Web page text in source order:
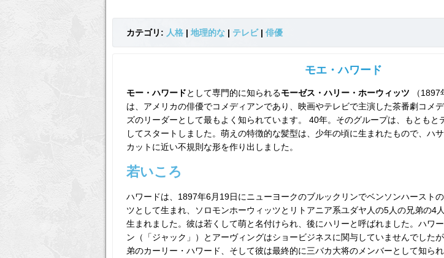
カテゴリ: 人格 | 地理的な | テレビ| 俳優
モエ・ハワード
モー・ハワードとして専門的に知られるモーゼス・ハリー・ホーウィッツ （1897
は、アメリカの俳優でコメディアンであり、映画やテレビで主演した茶番劇コメ
ズのリーダーとして最もよく知られています。 40年。そのグループは、もともと
してスタートしました。萌えの特徴的な髪型は、少年の頃に生まれたもので、ハ
カットに近い不規則な形を作り出しました。
若いころ
ハワードは、1897年6月19日にニューヨークのブルックリンでベンソンハースト
ツとして生まれ、ソロモンホーウィッツとリトアニア系ユダヤ人の5人の兄弟の4
生まれました。彼は若くして萌と名付けられ、後にハリーと呼ばれました。ハワ
ン（「ジャック」）とアーヴィングはショービジネスに関与していませんでした
弟のカーリー・ハワード、そして彼は最終的に三バカ大将のメンバーとして知ら